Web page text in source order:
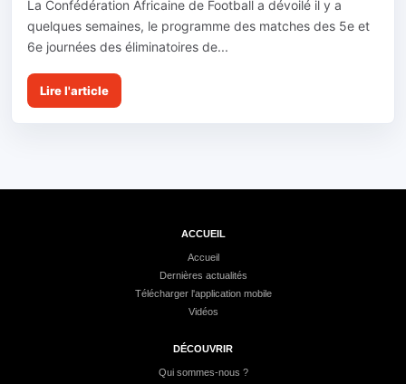
La Confédération Africaine de Football a dévoilé il y a
quelques semaines, le programme des matches des 5e et
6e journées des éliminatoires de...
Lire l'article
ACCUEIL
Accueil
Dernières actualités
Télécharger l'application mobile
Vidéos
DÉCOUVRIR
Qui sommes-nous ?